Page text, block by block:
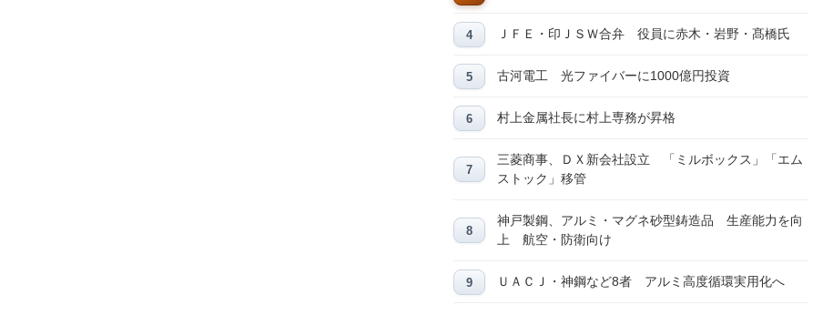
ＪＦＥ・印ＪＳＷ合弁 役員に赤木・岩野・髙橋氏
古河電工 光ファイバーに1000億円投資
村上金属社長に村上専務が昇格
三菱商事、ＤＸ新会社設立 「ミルボックス」「エム
ストック」移管
神戸製鋼、アルミ・マグネ砂型鋳造品 生産能力を向
上 航空・防衛向け
ＵＡＣＪ・神鋼など8者 アルミ高度循環実用化へ